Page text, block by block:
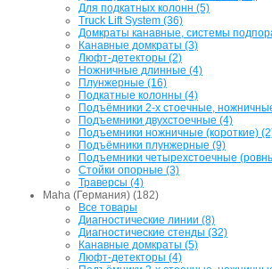
Для подкатных колонн (5)
Truck Lift System (36)
Домкраты канавные, системы
Канавные домкраты (3)
Люфт-детекторы (2)
Ножничные длинные (4)
Плунжерные (16)
Подкатные колонны (4)
Подъёмники 2-х стоечные,
Подъемники двухстоечные (4)
Подъемники ножничные (короткие)
Подъёмники плунжерные (9)
Подъемники четырехстоечные
Стойки опорные (3)
Траверсы (4)
Maha (Германия) (182)
Все товары
Диагностические линии (8)
Диагностические стенды (32)
Канавные домкраты (5)
Люфт-детекторы (4)